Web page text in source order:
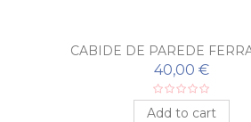
CABIDE DE PAREDE
40,00 €
Add to cart